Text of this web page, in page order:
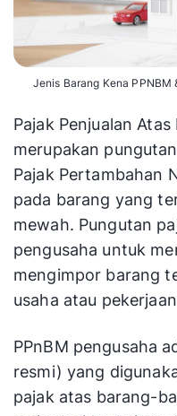
Jenis Barang Kena
Pajak Penjualan
merupakan
Pajak Pertambahan
pada barang yang
mewah. Pungutan
pengusaha untuk
mengimpor barang
usaha atau
PPnBM pengusaha
resmi) yang
pajak atas barang-